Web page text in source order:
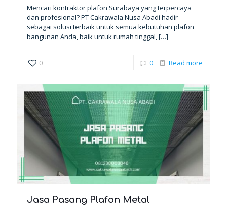
Mencari kontraktor plafon Surabaya yang terpercaya
dan profesional? PT Cakrawala Nusa Abadi hadir
sebagai solusi terbaik untuk semua kebutuhan plafon
bangunan Anda, baik untuk rumah tinggal, […]
0 0 Read more
Jasa Pasang Plafon Metal